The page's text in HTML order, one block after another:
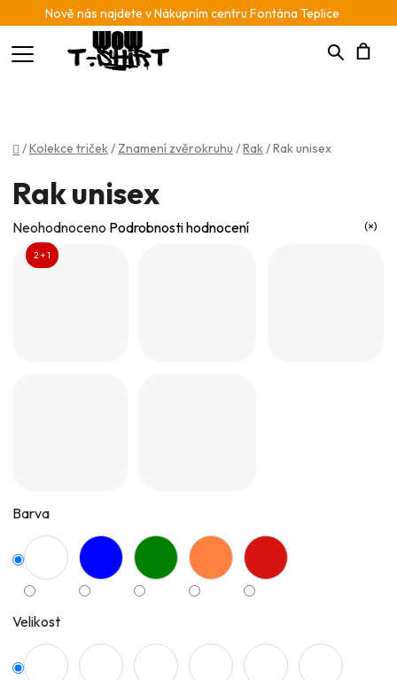
Nově nás najdete v Nákupním centru Fontána Teplice
Hledat
Domů
/Kolekce triček/ Znamení zvěrokruhu /Rak/Rak unisex
Barva
Velikost
Rak unisex
Průměrné
hodnocení
produktu
Neohodnoceno Podrobnosti hodnocení
2 + 1